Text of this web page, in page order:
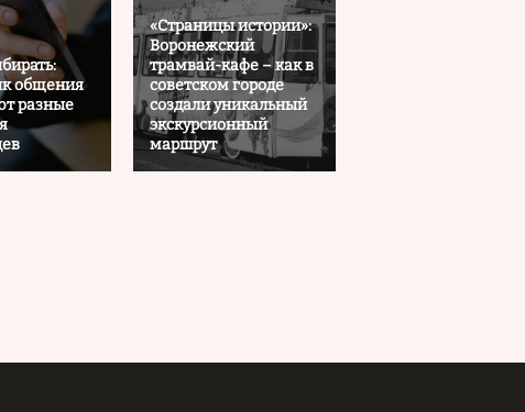
общения
разные
«Страницы истории»:
Воронежский
трамвай-кафе – как в
советском городе
создали уникальный
экскурсионный
маршрут